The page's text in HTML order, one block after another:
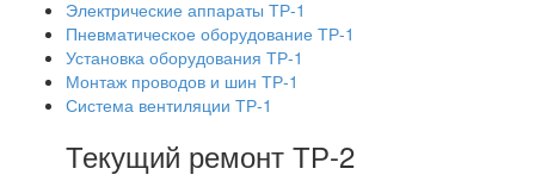
Электрические аппараты ТР-1
Пневматическое оборудование ТР-1
Установка оборудования ТР-1
Монтаж проводов и шин ТР-1
Система вентиляции ТР-1
Текущий ремонт ТР-2